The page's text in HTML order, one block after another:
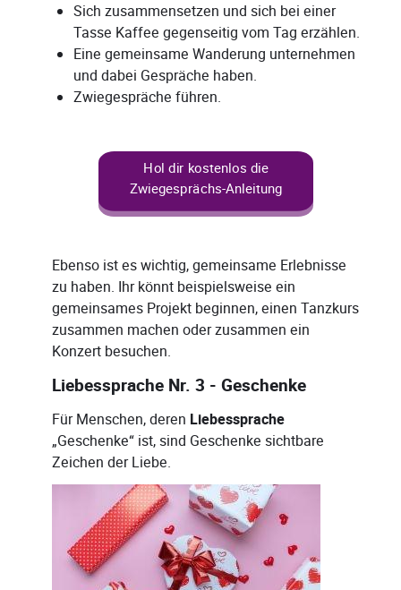
Sich zusammensetzen und sich bei einer
Tasse Kaffee gegenseitig vom Tag erzählen.
Eine gemeinsame Wanderung unternehmen
und dabei Gespräche haben.
Zwiegespräche führen.
Hol dir kostenlos die
Zwiegesprächs-Anleitung
Ebenso ist es wichtig, gemeinsame Erlebnisse
zu haben. Ihr könnt beispielsweise ein
gemeinsames Projekt beginnen, einen Tanzkurs
zusammen machen oder zusammen ein
Konzert besuchen.
Liebessprache Nr. 3 - Geschenke
Für Menschen, deren Liebessprache
„Geschenke“ ist, sind Geschenke sichtbare
Zeichen der Liebe.